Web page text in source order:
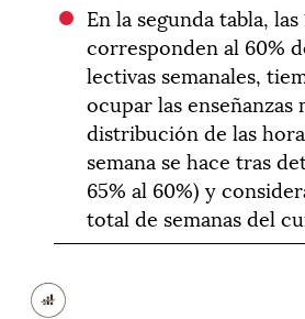
En la segunda tabla,
corresponden al 60%
lectivas semanales,
ocupar las enseñanzas
distribución de las
semana se hace tras
65% al 60%) y
total de semanas del